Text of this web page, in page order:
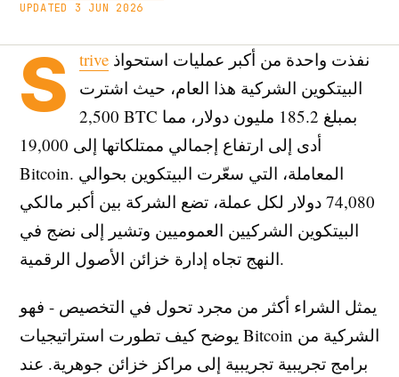
UPDATED 3 JUN 2026
S trive
البيتكوين الشركية هذا العام، حيث اشترت
2,500 BTC بمبلغ 185.2 مليون دولار، مما
أدى إلى ارتفاع إجمالي ممتلكاتها إلى 19,000
Bitcoin. المعاملة، التي سعّرت البيتكوين بحوالي
74,080 دولار لكل عملة، تضع الشركة بين أكبر مالكي
البيتكوين الشركيين العموميين وتشير إلى نضج في
النهج تجاه إدارة خزائن الأصول الرقمية.
يمثل الشراء أكثر من مجرد تحول في التخصيص - فهو
يوضح كيف تطورت استراتيجيات Bitcoin الشركية من
برامج تجريبية تجريبية إلى مراكز خزائن جوهرية. عند